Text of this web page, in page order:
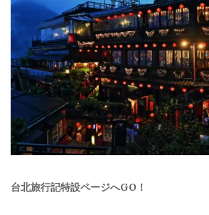
台北旅行記特設ページへGO！